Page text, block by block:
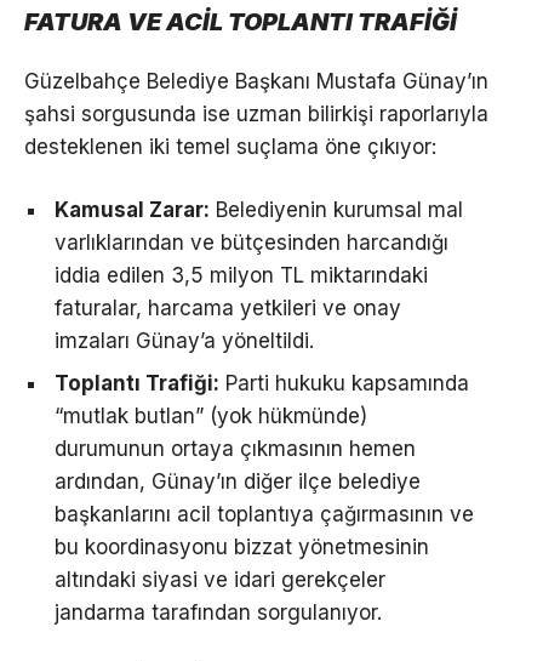
FATURA VE ACİL TOPLANTI TRAFİĞİ
Güzelbahçe Belediye Başkanı Mustafa Günay’ın
şahsi sorgusunda ise uzman bilirkişi raporlarıyla
desteklenen iki temel suçlama öne çıkıyor:
Kamusal Zarar: Belediyenin kurumsal mal
varlıklarından ve bütçesinden harcandığı
iddia edilen 3,5 milyon TL miktarındaki
faturalar, harcama yetkileri ve onay
imzaları Günay’a yöneltildi.
Toplantı Trafiği: Parti hukuku kapsamında
“mutlak butlan” (yok hükmünde)
durumunun ortaya çıkmasının hemen
ardından, Günay’ın diğer ilçe belediye
başkanlarını acil toplantıya çağırmasının ve
bu koordinasyonu bizzat yönetmesinin
altındaki siyasi ve idari gerekçeler
jandarma tarafından sorgulanıyor.